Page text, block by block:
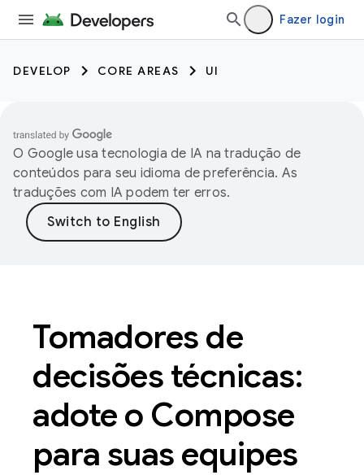
Fazer login
DEVELOP CORE AREAS UI
O Google usa tecnologia de IA na tradução de
conteúdos para seu idioma de preferência. As
traduções com IA podem ter erros.
Tomadores de
decisões técnicas:
adote o Compose
para suas equipes